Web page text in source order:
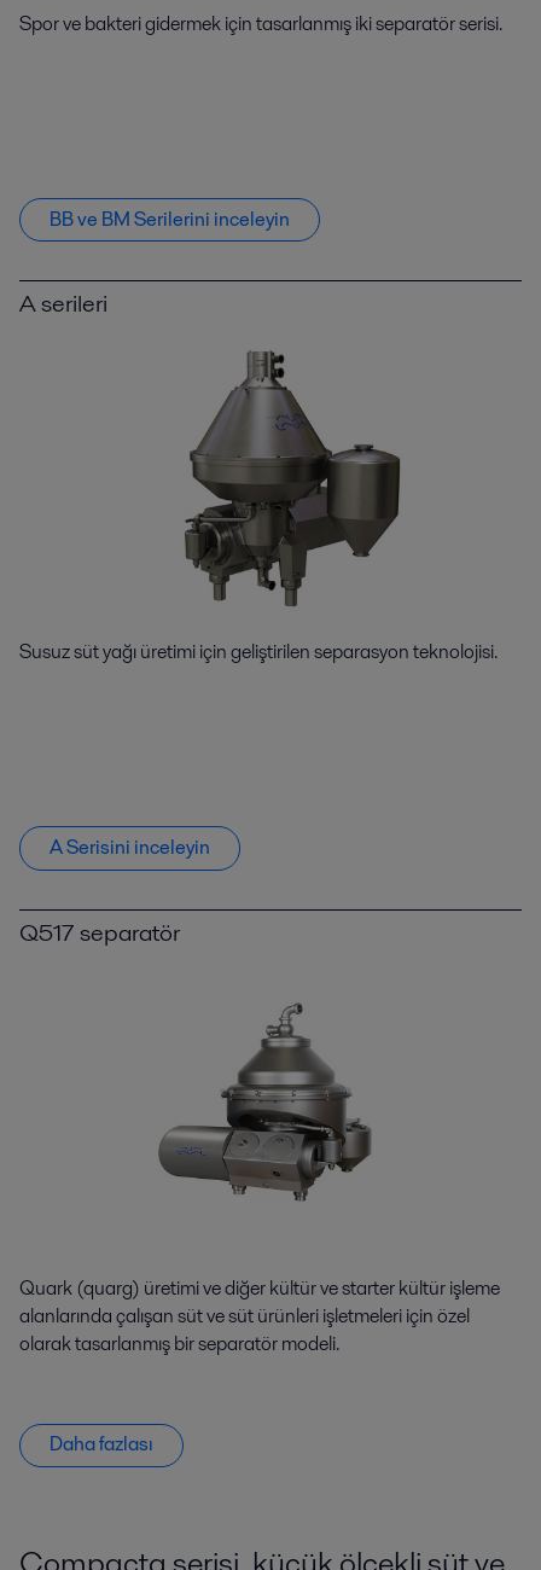
Spor ve bakteri gidermek için tasarlanmış iki separatör serisi.
BB ve BM Serilerini inceleyin
A serileri
Susuz süt yağı üretimi için geliştirilen separasyon teknolojisi.
A Serisini inceleyin
Q517 separatör
Quark (quarg) üretimi ve diğer kültür ve starter kültür işleme
alanlarında çalışan süt ve süt ürünleri işletmeleri için özel
olarak tasarlanmış bir separatör modeli.
Daha fazlası